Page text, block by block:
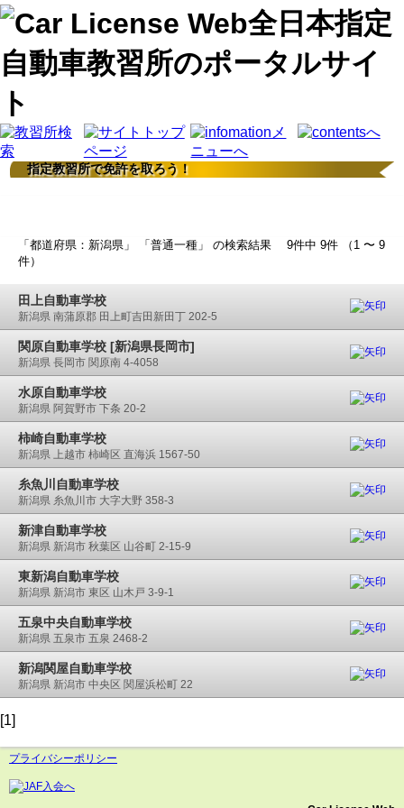
指定教習所で免許を取ろう！
「都道府県：新潟県」 「普通一種」 の検索結果 9件中 9件 （1 〜 9
件）
田上自動車学校
新潟県 南蒲原郡 田上町吉田新田丁 202-5
関原自動車学校 [新潟県長岡市]
新潟県 長岡市 関原南 4-4058
水原自動車学校
新潟県 阿賀野市 下条 20-2
柿崎自動車学校
新潟県 上越市 柿崎区 直海浜 1567-50
糸魚川自動車学校
新潟県 糸魚川市 大字大野 358-3
新津自動車学校
新潟県 新潟市 秋葉区 山谷町 2-15-9
東新潟自動車学校
新潟県 新潟市 東区 山木戸 3-9-1
五泉中央自動車学校
新潟県 五泉市 五泉 2468-2
新潟関屋自動車学校
新潟県 新潟市 中央区 関屋浜松町 22
[1]
プライバシーポリシー